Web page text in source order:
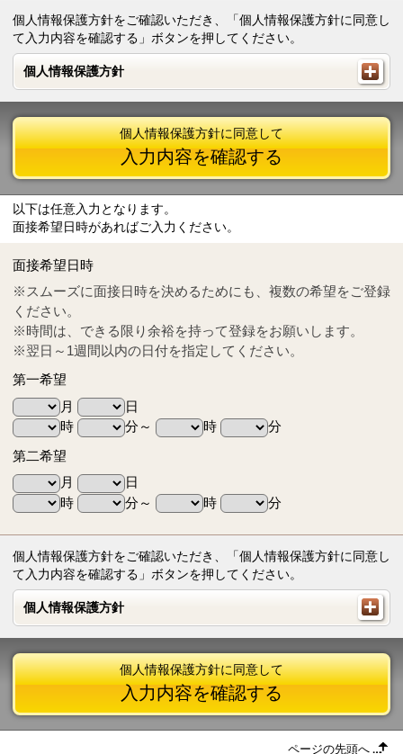
個人情報保護方針をご確認いただき、「個人情報保護方針に同意し
て入力内容を確認する」ボタンを押してください。
個人情報保護方針
個人情報保護方針
Tel
0570-55-0314
個人情報保護方針に同意して
入力内容を確認する
以下は任意入力となります。
面接希望日時があればご入力ください。
面接希望日時
※スムーズに面接日時を決めるためにも、複数の希望をご登録
ください。
※時間は、できる限り余裕を持って登録をお願いします。
※翌日～1週間以内の日付を指定してください。
第一希望
月
日
時
分～ 時
分
第二希望
月
日
時
分～ 時 分
個人情報保護方針をご確認いただき、「個人情報保護方針に同意し
て入力内容を確認する」ボタンを押してください。
個人情報保護方針
個人情報保護方針
個人情報保護方針に同意して
入力内容を確認する
ページの先頭へ